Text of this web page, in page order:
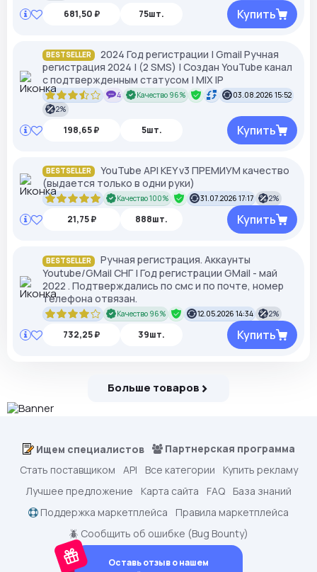
681,50 ₽ 75шт. Купить
BESTSELLER
2024 Год регистрации | Gmail Ручная
регистрация 2024 | (2 SMS) | Создан YouTube канал
с подтвержденным статусом | MIX IP
4 Качество 96%
03.08.2026 15:52
2%
198,65 ₽ 5шт. Купить
BESTSELLER
YouTube API KEY v3 ПРЕМИУМ качество
(выдается только в одни руки)
Качество 100% 31.07.2026 17:17 2%
21,75 ₽ 888шт. Купить
BESTSELLER
Ручная регистрация. Аккаунты
Youtube/GMail СНГ | Год регистрации GMail - май
2022 . Подтверждались по смс и по почте, номер
телефона отвязан.
Качество 96% 12.05.2026 14:34 2%
732,25 ₽ 39шт. Купить
Больше товаров
Ищем специалистов
Партнерская программа
Стать поставщиком
API Все категории
Купить рекламу
Лучшее предложение
Карта сайта FAQ
База знаний
Поддержка маркетплейса
Правила маркетплейса
🪲 Сообщить об ошибке (Bug Bounty)
Оставь отзыв о нашем